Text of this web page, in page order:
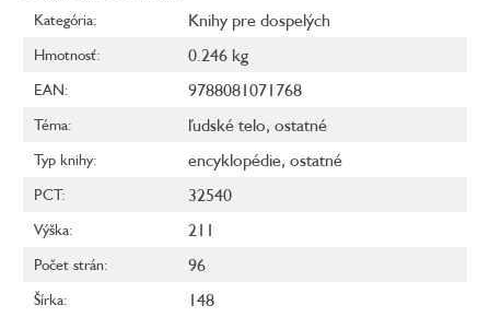
Kategória: Knihy pre dospelých
Hmotnosť: 0.246 kg
EAN: 9788081071768
Téma: ľudské telo, ostatné
Typ knihy: encyklopédie, ostatné
PCT: 32540
Výška: 211
Počet strán: 96
Šírka: 148